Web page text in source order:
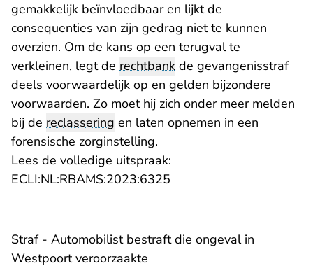
gemakkelijk beïnvloedbaar en lijkt de
consequenties van zijn gedrag niet te kunnen
overzien. Om de kans op een terugval te
verkleinen, legt de rechtbank de gevangenisstraf
deels voorwaardelijk op en gelden bijzondere
voorwaarden. Zo moet hij zich onder meer melden
bij de reclassering en laten opnemen in een
forensische zorginstelling.
Lees de volledige uitspraak:
ECLI:NL:RBAMS:2023:6325
Straf - Automobilist bestraft die ongeval in
Westpoort veroorzaakte